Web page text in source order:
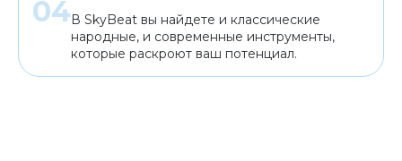
В SkyBeat вы найдете и классические
народные, и современные инструменты,
которые раскроют ваш потенциал.